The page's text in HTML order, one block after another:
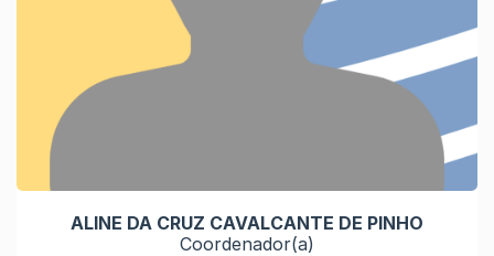
ALINE DA CRUZ CAVALCANTE DE PINHO
Coordenador(a)